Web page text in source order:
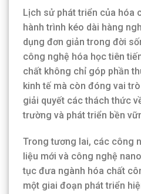
Lịch sử phát triển của hóa
hành trình kéo dài hàng
dụng đơn giản trong đời
công nghệ hóa học tiên
chất không chỉ góp phần
kinh tế mà còn đóng vai
giải quyết các thách thức
trường và phát triển bền
Trong tương lai, các công
liệu mới và công nghệ
tục đưa ngành hóa chất
một giai đoạn phát triển